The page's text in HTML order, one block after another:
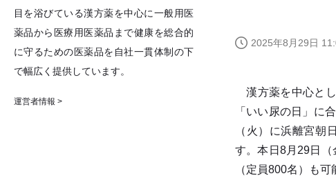
目を浴びている漢方薬を中心に一般用医
薬品から医療用医薬品まで健康を総合的
に守るための医薬品を自社一貫体制の下
で幅広く提供しています。
運営者情報 >
2025年8月29日
漢方薬を中心と
「いい尿の日」に
（火）に浜離宮朝
す。本日8月29日
（定員800名）も可